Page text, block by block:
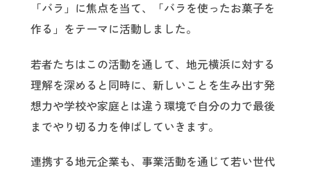
「バラ」に焦点を当て、「バラを使ったお菓子を
作る」をテーマに活動しました。
若者たちはこの活動を通して、地元横浜に対する
理解を深めると同時に、新しいことを生み出す発
想力や学校や家庭とは違う環境で自分の力で最後
までやり切る力を伸ばしていきます。
連携する地元企業も、事業活動を通じて若い世代